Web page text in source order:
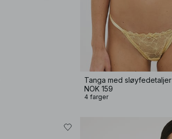
Tanga med sløyfedetaljer
NOK 159
4 farger